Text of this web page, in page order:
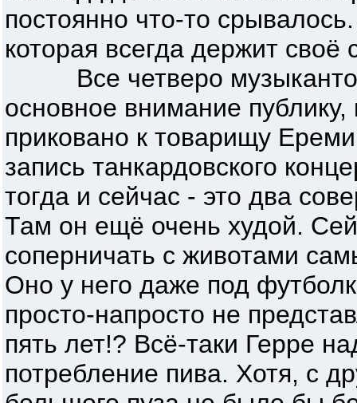
постоянно что-то
которая всегда держит своё
Все четверо
основное внимание
приковано к товарищу
запись танкардовского
тогда и сейчас - это два
Там он ещё очень худой.
соперничать с животами
Оно у него даже под
просто-напросто не
пять лет!? Всё-таки Герре
потребление пива. Хотя, с